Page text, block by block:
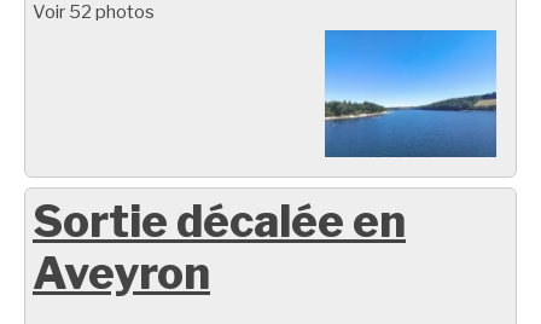
Voir 52 photos
Sortie décalée en
Aveyron